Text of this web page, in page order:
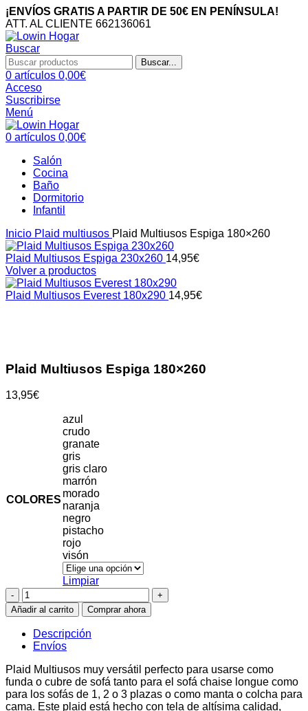
¡ENVÍOS GRATIS A PARTIR DE 50€ EN PENÍNSULA!
ATT. AL CLIENTE 662136061
Buscar
Buscar...
0 artículos 0,00€
Acceso
Suscribirse
Menú
0 artículos 0,00€
Salón
Cocina
Baño
Dormitorio
Infantil
Inicio Plaid multiusos Plaid Multiusos Espiga 180×260
Plaid Multiusos Espiga 230x260 14,95€
Volver a productos
Plaid Multiusos Everest 180x290 14,95€
Plaid Multiusos Espiga 180×260
13,95€
COLORES
azul
crudo
granate
gris
gris claro
marrón
morado
naranja
negro
pistacho
rojo
visón
Limpiar
Plaid
Multiusos
Espiga
180x260
cantidad
Añadir al carrito Comprar ahora
Descripción
Envíos
Plaid Multiusos muy versátil perfecto para usarse como
funda o cubre de sofá tanto para el sofá chaise longue como
para los sofás de 1, 2 o 3 plazas o como manta o colcha para
cama. Este plaid está hecho con tela de altísima calidad,